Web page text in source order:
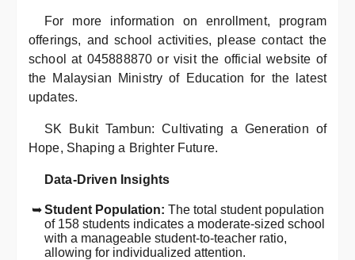
For more information on enrollment, program
offerings, and school activities, please contact the
school at 045888870 or visit the official website of
the Malaysian Ministry of Education for the latest
updates.
SK Bukit Tambun: Cultivating a Generation of
Hope, Shaping a Brighter Future.
Data-Driven Insights
Student Population: The total student population
of 158 students indicates a moderate-sized school
with a manageable student-to-teacher ratio,
allowing for individualized attention.